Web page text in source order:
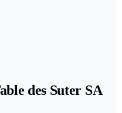
des Suter SA